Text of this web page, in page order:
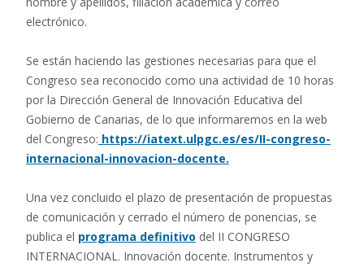
electrónico.
Se están haciendo las gestiones necesarias para que el
Congreso sea reconocido como una actividad de 10 horas
por la Dirección General de Innovación Educativa del
Gobierno de Canarias, de lo que informaremos en la web
del Congreso: https://iatext.ulpgc.es/es/II-congreso-
internacional-innovacion-docente.
Una vez concluido el plazo de presentación de propuestas
de comunicación y cerrado el número de ponencias, se
publica el programa definitivo del II CONGRESO
INTERNACIONAL. Innovación docente. Instrumentos y